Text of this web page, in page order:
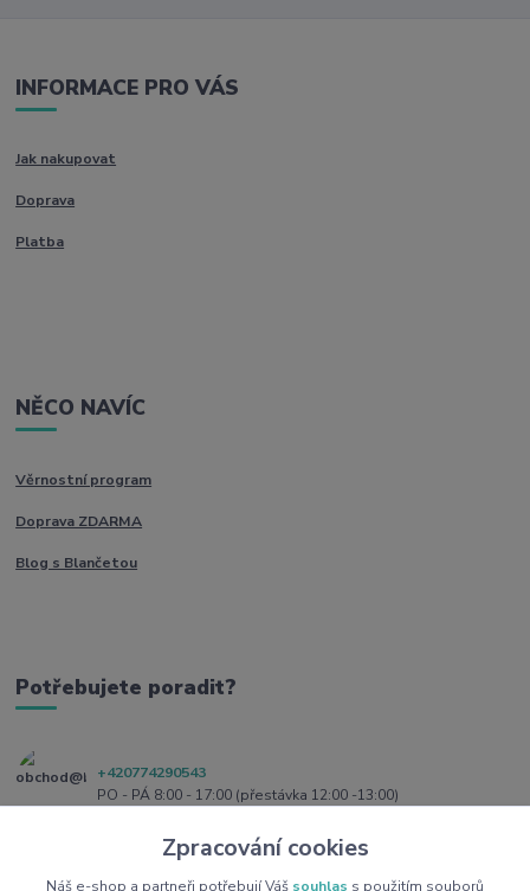
INFORMACE PRO VÁS
Jak nakupovat
Doprava
Platba
NĚCO NAVÍC
Věrnostní program
Doprava ZDARMA
Blog s Blančetou
Potřebujete poradit?
+420774290543
PO - PÁ 8:00 - 17:00 (přestávka 12:00 -13:00)
obchod@blanceta.czZpracování cookies
Náš e-shop a partneři potřebují Váš souhlas s použitím souborů